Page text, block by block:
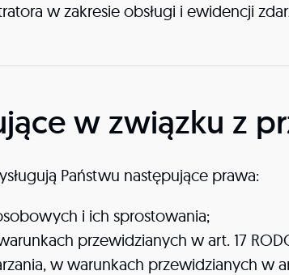
w zakresie obsługi i ewidencji
w związku z
Państwu następujące prawa:
i ich sprostowania;
przewidzianych w art. 17
w warunkach przewidzianych w